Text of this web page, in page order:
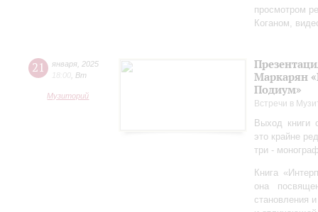
просмотром
Коганом,
21 января 2025
18:00 Вт
Музиторий
Маркарян
Подиум»
Встречи в
Выход книги
это крайне
три -
Книга
она
становления